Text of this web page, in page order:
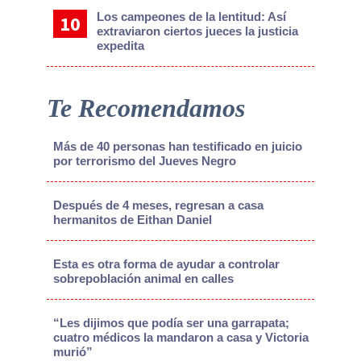
Los campeones de la lentitud: Así
extraviaron ciertos jueces la justicia
expedita
Te Recomendamos
Más de 40 personas han testificado en juicio
por terrorismo del Jueves Negro
Después de 4 meses, regresan a casa
hermanitos de Eithan Daniel
Esta es otra forma de ayudar a controlar
sobrepoblación animal en calles
“Les dijimos que podía ser una garrapata;
cuatro médicos la mandaron a casa y Victoria
murió”